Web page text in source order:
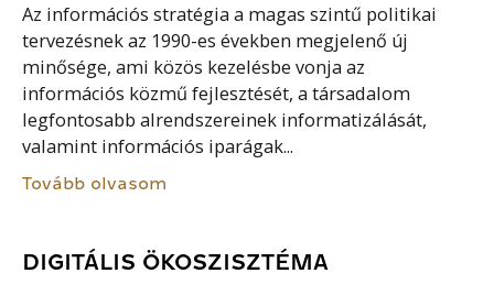
Az információs stratégia a magas szintű politikai
tervezésnek az 1990-es években megjelenő új
minősége, ami közös kezelésbe vonja az
információs közmű fejlesztését, a társadalom
legfontosabb alrendszereinek informatizálását,
valamint információs iparágak...
Tovább olvasom
DIGITÁLIS ÖKOSZISZTÉMA